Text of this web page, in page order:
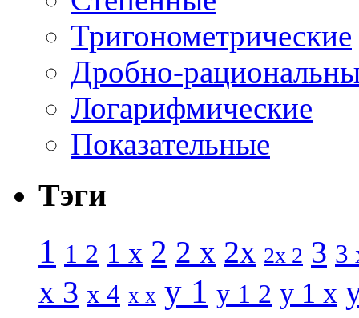
Тригонометрические
Дробно-
Логарифмические
Показательные
Тэги
1 1 2 1 x 2 2 x 2x 2x 2 3 3
x 3 x 4 x x y 1 y 1 2 y 1 x